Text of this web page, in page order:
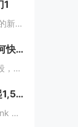
1
我是彩笺， 作为一个初入web3的新人，在探索阶段发现很多概念、工具都需要花费一定的时间和精力，才能了解到其在web3中所代表的含义。 概念上；像是去中心化、区块链、智能合约... 工具上：钱包、私钥、跨链桥... 在看到web3相...
公链开发面临哪些难题？如何快速构建一条区块链？
Web3应用的发展正进入井喷阶段，各大赛道应用项目层出不穷，同时公链赛道也在稳步增长，据Coingecko数据显示，目前收录的L1和L2项目已经超过7000个，这里面不仅有做基础设施的L1，还有许多专注于业务的应用链。公链的发展已不局限于基...
LBank牵头7家行业先锋发起1,500万美元DEXX捐赠计划
区块链技术网 据官方消息，LBank 联合 MEXC Ventures、HashKey Capital、SevenX Ventures、Mask Network 等共同发起了对 DEXX 的 1,500 万美元捐赠计划，该计划将为...